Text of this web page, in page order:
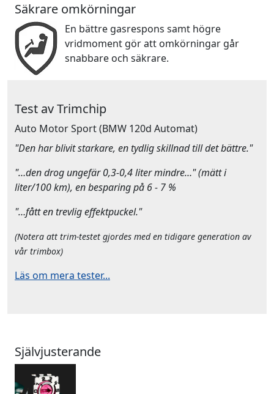
Säkrare omkörningar
En bättre gasrespons samt högre
vridmoment gör att omkörningar går
snabbare och säkrare.
Test av Trimchip
Auto Motor Sport(BMW 120d Automat)
"Den har blivit starkare, en tydlig skillnad till det bättre."
"…den drog ungefär 0,3-0,4 liter mindre…" (mätt i
liter/100 km), en besparing på 6 - 7 %
"…fått en trevlig effektpuckel."
(Notera att trim-testet gjordes med en tidigare generation av
vår trimbox)
Läs om mera tester...
Självjusterande